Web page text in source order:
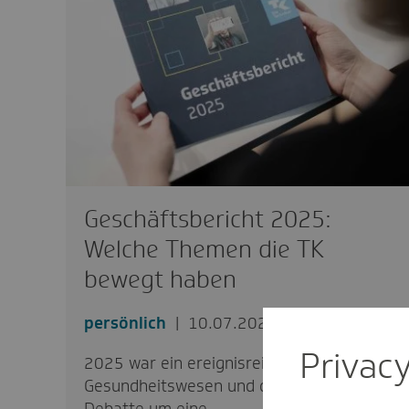
Geschäftsbericht 2025:
Welche Themen die TK
bewegt haben
persönlich
10.07.2026
2025 war ein ereignisreiches Jahr für das
Gesundheitswesen und die TK: Die